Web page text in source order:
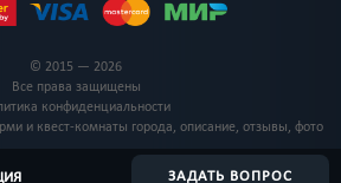
© 2015 — 2026
Все права защищены
конфиденциальности
и квест-комнаты города, описание, отзывы, фото
ЗАДАТЬ ВОПРОС